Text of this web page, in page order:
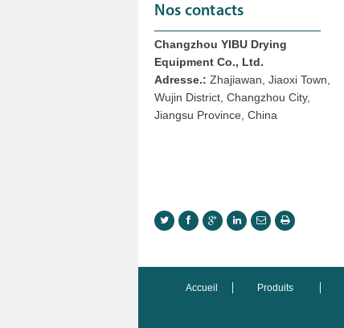
Nos contacts
Changzhou YIBU Drying
Equipment Co., Ltd.
Adresse.: Zhajiawan, Jiaoxi Town,
Wujin District, Changzhou City,
Jiangsu Province, China
Accueil Produits